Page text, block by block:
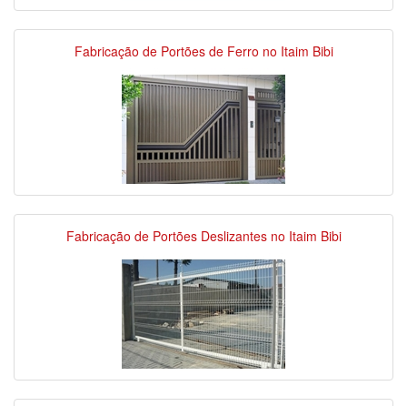
Fabricação de Portões de Ferro no Itaim Bibi
Fabricação de Portões Deslizantes no Itaim Bibi